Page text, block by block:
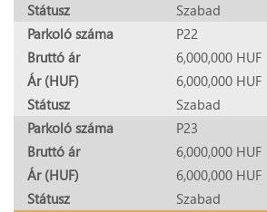
Státusz
Szabad
Parkoló száma
P22
Bruttó ár
6,000,000 HUF
Ár (HUF)
6,000,000 HUF
Státusz
Szabad
Parkoló száma
P23
Bruttó ár
6,000,000 HUF
Ár (HUF)
6,000,000 HUF
Státusz
Szabad